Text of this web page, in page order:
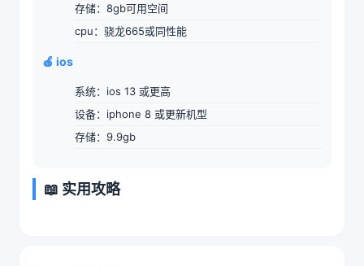
存储：8gb可用空间
cpu：骁龙665或同性能
🍎 ios
系统：ios 13 或更高
设备：iphone 8 或更新机型
存储：9.9gb
📖 实用攻略